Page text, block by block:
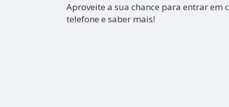
Aproveite a sua chance para entrar em
telefone e saber mais!